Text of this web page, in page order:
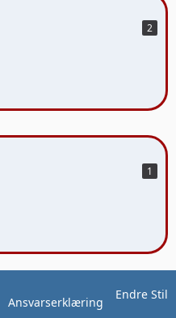
2
1
Endre Stil
Ansvarserklæring